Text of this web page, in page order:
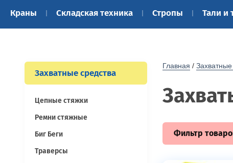
Краны Складская техника Стропы Тали и
Захватные средства
Цепные стяжки
Ремни стяжные
Биг Беги
Траверсы
Главная / Захватные
Фильтр